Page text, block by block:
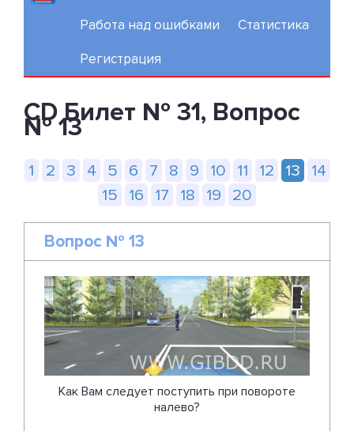
Работа над ошибками Статистика
Регистрация
CD Билет № 31, Вопрос
№ 13
1 2 3 4 5 6 7 8 9 10 11 12 13
14
15
16 17 18 19 20
Вопрос № 13
Как Вам следует поступить при повороте
налево?